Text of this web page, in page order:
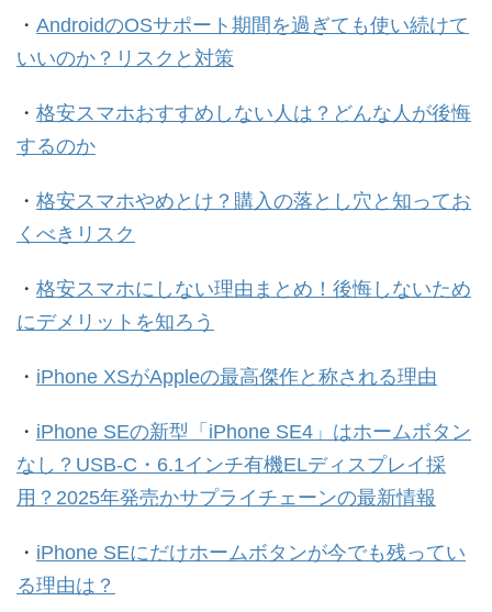
・ AndroidのOSサポート期間を過ぎても使い続けて
いいのか？リスクと対策
・ 格安スマホおすすめしない人は？どんな人が後悔
するのか
・ 格安スマホやめとけ？購入の落とし穴と知ってお
くべきリスク
・ 格安スマホにしない理由まとめ！後悔しないため
にデメリットを知ろう
・ iPhone XSがAppleの最高傑作と称される理由
・ iPhone SEの新型「iPhone SE4」はホームボタン
なし？USB-C・6.1インチ有機ELディスプレイ採
用？2025年発売かサプライチェーンの最新情報
・ iPhone SEにだけホームボタンが今でも残ってい
る理由は？